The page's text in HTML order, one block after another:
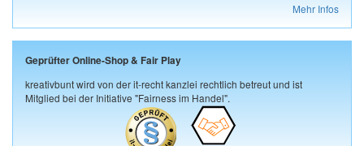
Mehr Infos
Geprüfter Online-Shop & Fair Play
kreativbunt wird von der it-recht kanzlei rechtlich betreut und ist
Mitglied bei der Initiative "Fairness im Handel".